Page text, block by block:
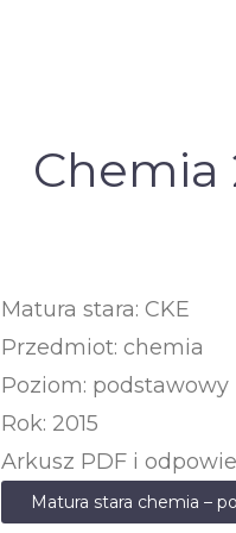
Chemia
Matura stara: CKE
Przedmiot: chemia
Poziom: podstawowy
Rok: 2015
Arkusz PDF i
Matura stara chemia –